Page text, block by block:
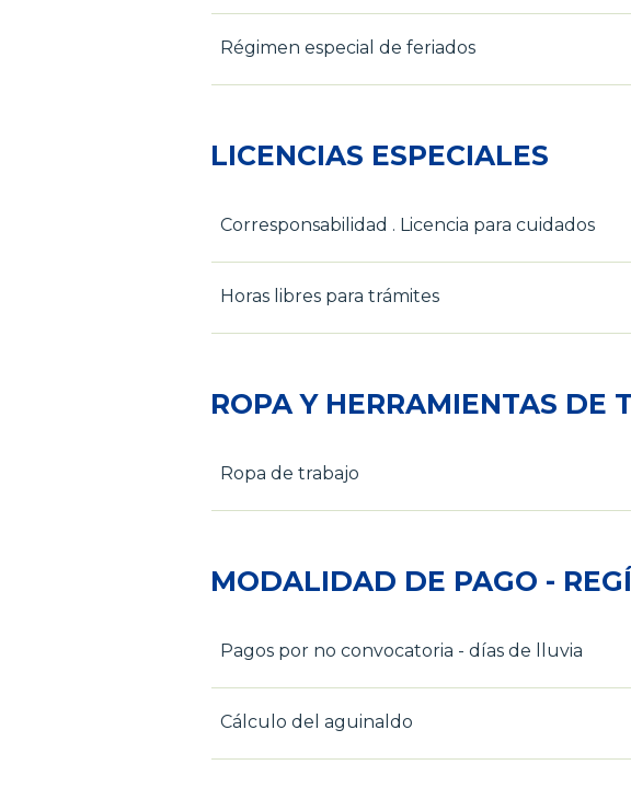
Régimen especial de feriados
LICENCIAS ESPECIALES
Corresponsabilidad . Licencia para cuidados
Horas libres para trámites
ROPA Y HERRAMIENTAS DE
Ropa de trabajo
MODALIDAD DE PAGO -
Pagos por no convocatoria - días de lluvia
Cálculo del aguinaldo